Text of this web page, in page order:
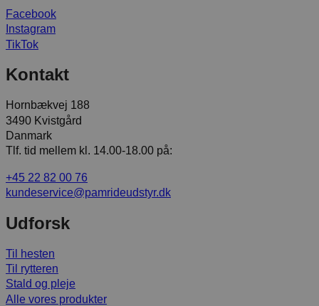
Facebook
Instagram
TikTok
Kontakt
Hornbækvej 188
3490 Kvistgård
Danmark
Tlf. tid mellem kl. 14.00-18.00 på:
+45 22 82 00 76
kundeservice@pamrideudstyr.dk
Udforsk
Til hesten
Til rytteren
Stald og pleje
Alle vores produkter